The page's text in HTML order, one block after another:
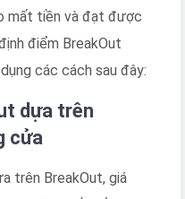
mất tiền và đạt được
điểm BreakOut
các cách sau đây:
dựa trên
cửa
trên BreakOut, giá